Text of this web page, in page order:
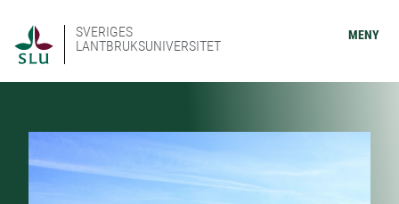
SVERIGES
LANTBRUKSUNIVERSITET
MENY